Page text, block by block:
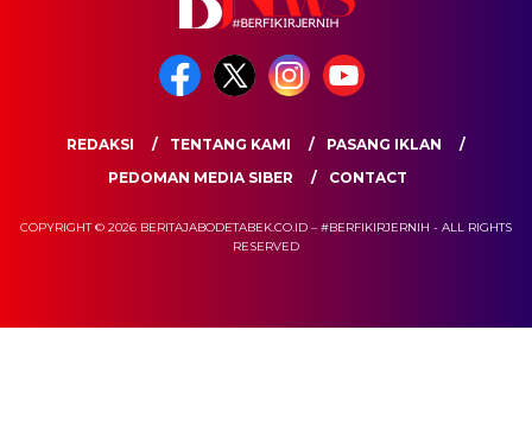
REDAKSI TENTANG KAMI
PASANG IKLAN
PEDOMAN MEDIA SIBER
CONTACT
COPYRIGHT © 2026 BERITAJABODETABEK.CO.ID – #BERFIKIRJERNIH - ALL RIGHTS
RESERVED